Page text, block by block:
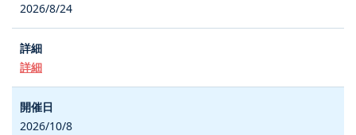
2026/8/24
詳細
2026/10/8